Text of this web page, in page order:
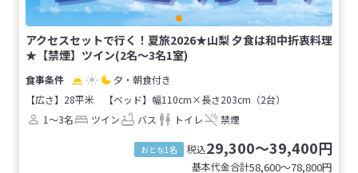
アクセスセットで行く！夏旅2026★山梨 夕食は和中折衷料理
★【禁煙】ツイン(2名～3名1室)
夕・朝食付き
【広さ】28平米
【ベッド】幅110cm×長さ203cm（2台）
1～3名
ツイン バス トイレ 禁煙
おとな1名 税込29,300～39,400円
基本代金合計58,600〜78,800円